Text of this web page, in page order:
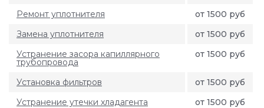
Ремонт уплотнителя
от 1500 руб
Замена уплотнителя
от 1500 руб
Устранение засора капиллярного
трубопровода
от 1500 руб
Установка фильтров
от 1500 руб
Устранение утечки хладагента
от 1500 руб